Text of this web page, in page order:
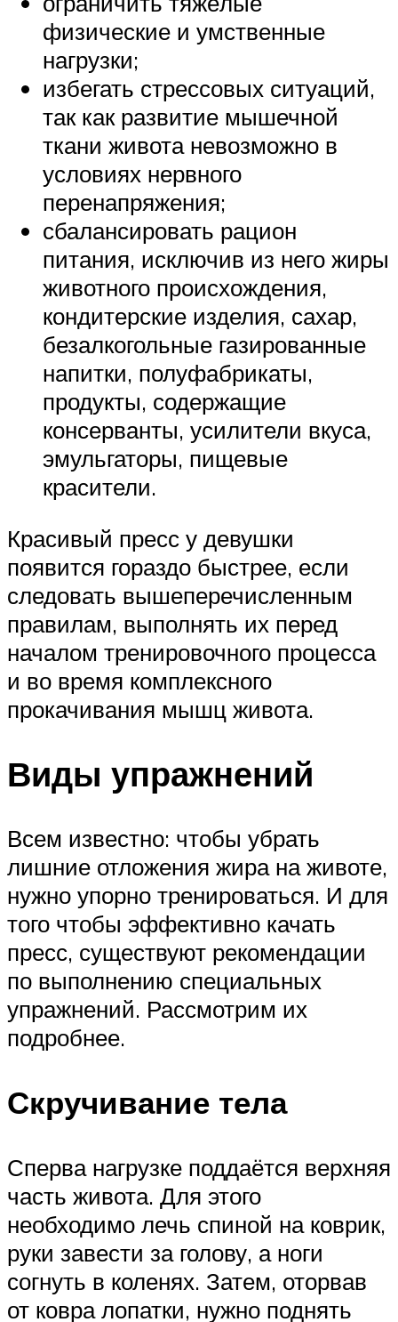
физические и умственные
нагрузки;
избегать стрессовых ситуаций,
так как развитие мышечной
ткани живота невозможно в
условиях нервного
перенапряжения;
сбалансировать рацион
питания, исключив из него жиры
животного происхождения,
кондитерские изделия, сахар,
безалкогольные газированные
напитки, полуфабрикаты,
продукты, содержащие
консерванты, усилители вкуса,
эмульгаторы, пищевые
красители.
Красивый пресс у девушки
появится гораздо быстрее, если
следовать вышеперечисленным
правилам, выполнять их перед
началом тренировочного процесса
и во время комплексного
прокачивания мышц живота.
Виды упражнений
Всем известно: чтобы убрать
лишние отложения жира на животе,
нужно упорно тренироваться. И для
того чтобы эффективно качать
пресс, существуют рекомендации
по выполнению специальных
упражнений. Рассмотрим их
подробнее.
Скручивание тела
Сперва нагрузке поддаётся верхняя
часть живота. Для этого
необходимо лечь спиной на коврик,
руки завести за голову, а ноги
согнуть в коленях. Затем, оторвав
от ковра лопатки, нужно поднять